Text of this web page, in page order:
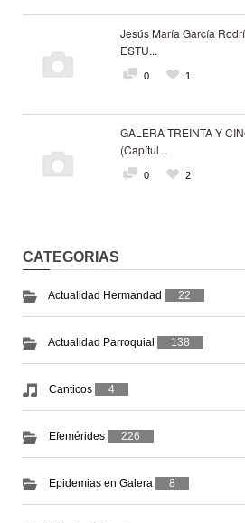
Jesús María García
ESTU...
0 1
GALERA TREINTA Y
(Capítul...
0 2
CATEGORIAS
Actualidad Hermandad 22
Actualidad Parroquial 138
Canticos 4
Efemérides 226
Epidemias en Galera 8